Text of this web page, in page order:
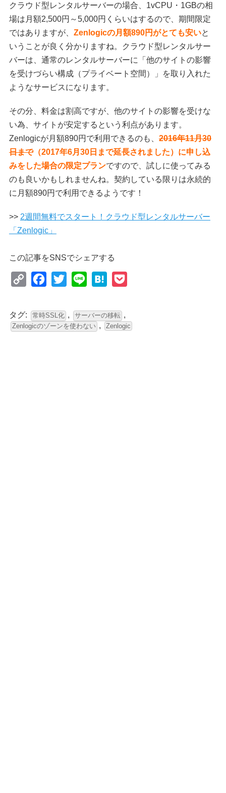
クラウド型レンタルサーバーの場合、1vCPU・1GBの相
場は月額2,500円～5,000円くらいはするので、期間限定
ではありますが、 Zenlogicの月額890円がとても安いと
いうことが良く分かりますね。クラウド型レンタルサー
バーは、通常のレンタルサーバーに「他のサイトの影響
を受けづらい構成（プライベート空間）」を取り入れた
ようなサービスになります。
その分、料金は割高ですが、他のサイトの影響を受けな
い為、サイトが安定するという利点があります。
Zenlogicが月額890円で利用できるのも、 2016年11月30
日まで（2017年6月30日まで延長されました）に申し込
みをした場合の限定プランですので、試しに使ってみる
のも良いかもしれませんね。契約している限りは永続的
に月額890円で利用できるようです！
>> 2週間無料でスタート！クラウド型レンタルサーバー
「Zenlogic」
この記事をSNSでシェアする
Copy
Facebook
Twitter Line Hatena
タグ: 常時SSL化 , サーバーの移転 ,
Zenlogicのゾーンを使わない , Zenlogic